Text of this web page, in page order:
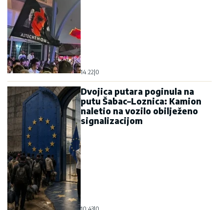
14:22 0
Dvojica putara poginula na
putu Šabac–Loznica: Kamion
naletio na vozilo obilježeno
signalizacijom